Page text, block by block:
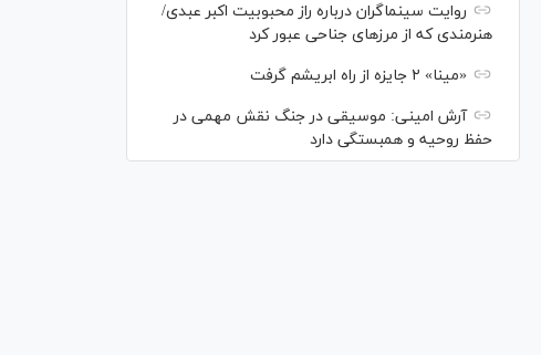
روایت سینماگران درباره راز محبوبیت اکبر عبدی/
هنرمندی که از مرزهای جناحی عبور کرد
«مینا» ۲ جایزه از راه ابریشم گرفت
آرش امینی: موسیقی در جنگ نقش مهمی در
حفظ روحیه و همبستگی دارد